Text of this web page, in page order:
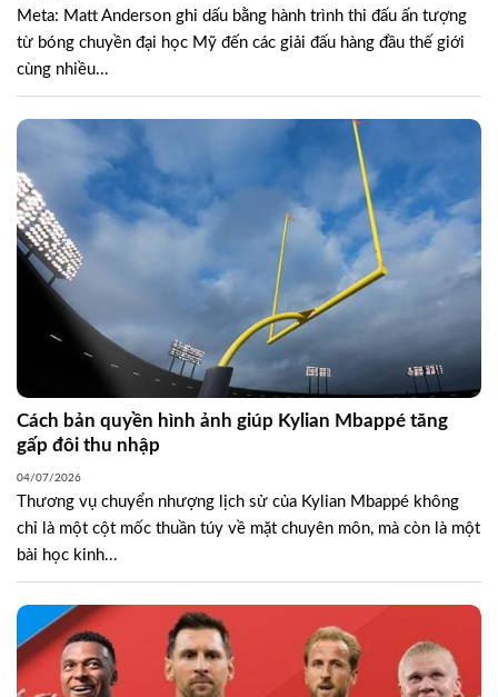
Meta: Matt Anderson ghi dấu bằng hành trình thi đấu ấn tượng
từ bóng chuyền đại học Mỹ đến các giải đấu hàng đầu thế giới
cùng nhiều...
Cách bản quyền hình ảnh giúp Kylian Mbappé tăng
gấp đôi thu nhập
04/07/2026
Thương vụ chuyển nhượng lịch sử của Kylian Mbappé không
chỉ là một cột mốc thuần túy về mặt chuyên môn, mà còn là một
bài học kinh...